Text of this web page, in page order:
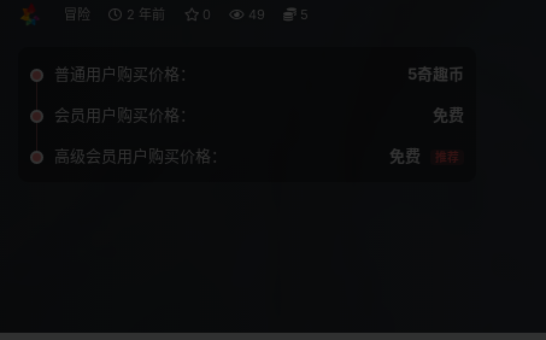
冒险 2 年前 0 49 5
普通用户购买价格： 5奇趣币
会员用户购买价格： 免费
高级会员用户购买价格： 免费 推荐